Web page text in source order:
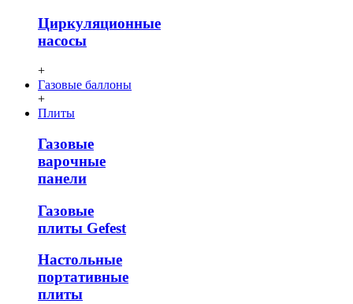
Циркуляционные
насосы
+
Газовые баллоны
+
Плиты
Газовые
варочные
панели
Газовые
плиты Gefest
Настольные
портативные
плиты